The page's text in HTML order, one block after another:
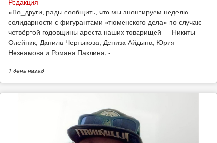
​«По_други, рады сообщить, что мы анонсируем неделю
солидарности с фигурантами «тюменского дела» по случаю
четвёртой годовщины ареста наших товарищей — Никиты
Олейник, Данила Чертыкова, Дениза Айдына, Юрия
Незнамова и Романа Паклина, -
1 деньназад